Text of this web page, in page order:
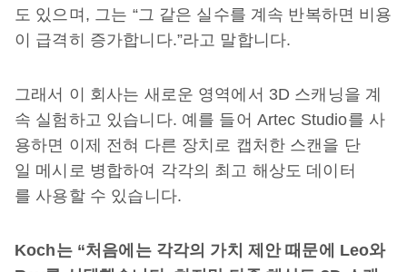
도 있으며, 그는 “그 같은 실수를 계속 반복하면 비용
이 급격히 증가합니다.”라고 말합니다.
그래서 이 회사는 새로운 영역에서 3D 스캐닝을 계
속 실험하고 있습니다. 예를 들어 Artec Studio를 사
용하면 이제 전혀 다른 장치로 캡처한 스캔을 단
일 메시로 병합하여 각각의 최고 해상도 데이터
를 사용할 수 있습니다.
Koch는 “처음에는 각각의 가치 제안 때문에 Leo와